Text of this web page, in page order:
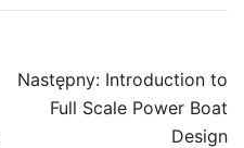
Następny: Introduction to
Full Scale Power Boat
Design